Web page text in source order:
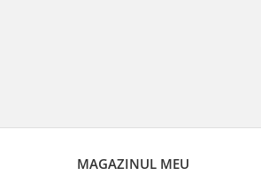
MAGAZINUL MEU